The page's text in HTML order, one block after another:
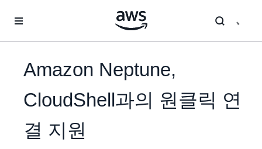
Amazon Neptune,
CloudShell과의 원클릭 연
결 지원